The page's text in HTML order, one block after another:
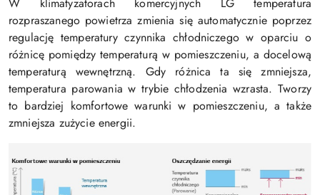
rozpraszanego powietrza zmienia się automatycznie poprzez
regulację temperatury czynnika chłodniczego w oparciu o
różnicę pomiędzy temperaturą w pomieszczeniu, a docelową
temperaturą wewnętrzną. Gdy różnica ta się zmniejsza,
temperatura parowania w trybie chłodzenia wzrasta. Tworzy
to bardziej komfortowe warunki w pomieszczeniu, a także
zmniejsza zużycie energii.